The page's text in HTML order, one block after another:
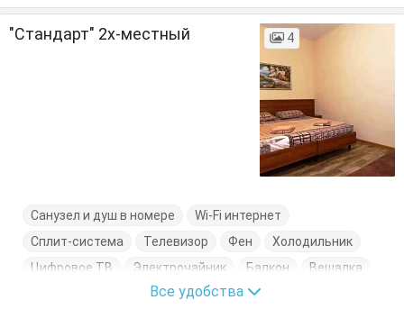
"Стандарт" 2х-местный 4
Санузел и душ в номере
Wi-Fi интернет
Сплит-система
Телевизор Фен
Холодильник
Цифровое ТВ
Электрочайник Балкон
Вешалка
Журнальный столик
Кровать двуспальная
Все удобства